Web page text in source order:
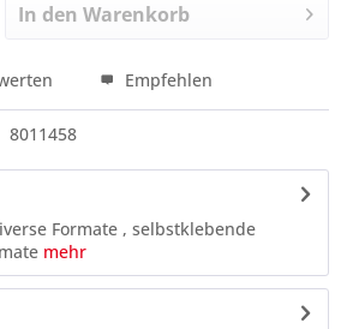
In den Warenkorb
Empfehlen
8011458
Formate , selbstklebende
mehr